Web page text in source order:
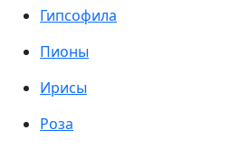
Гипсофила
Пионы
Ирисы
Роза